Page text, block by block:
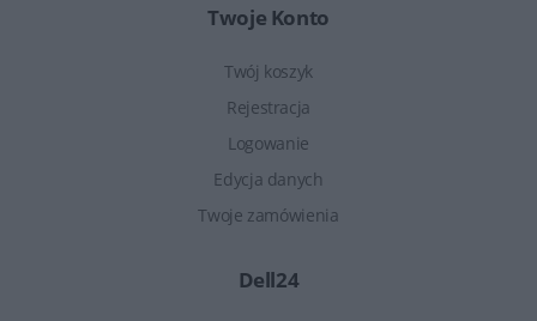
Twoje Konto
Twój koszyk
Rejestracja
Logowanie
Edycja danych
Twoje zamówienia
Dell24